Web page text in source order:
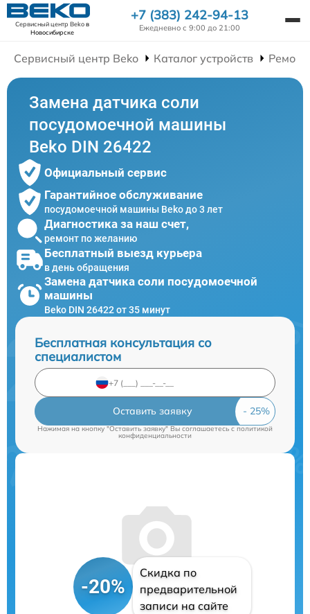
Сервисный центр Bekoв
Новосибирске
+7 (383) 242-94-13
Ежедневно с 9:00 до 21:00
Сервисный центр Beko Каталог устройств
Замена датчика соли
посудомоечной машины
Beko DIN 26422
Официальный сервис
Гарантийное обслуживание
посудомоечной машины Beko до 3 лет
Диагностика за наш счет,
ремонт по желанию
Бесплатный выезд курьера
в день обращения
Замена датчика соли посудомоечной
машины
Beko DIN 26422 от 35 минут
Бесплатная консультация со
специалистом
Оставить заявку
Нажимая на кнопку "Оставить заявку" Вы соглашаетесь c политикой
конфиденциальности
-20%
Скидка по
предварительной
записи на сайте